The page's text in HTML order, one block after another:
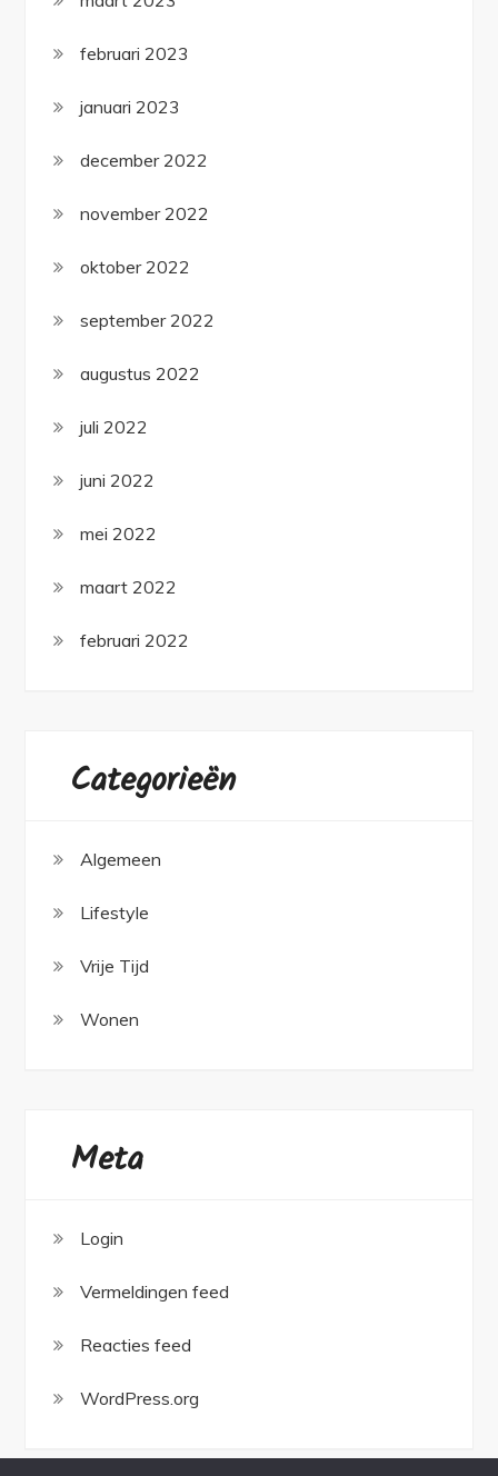
februari 2023
januari 2023
december 2022
november 2022
oktober 2022
september 2022
augustus 2022
juli 2022
juni 2022
mei 2022
maart 2022
februari 2022
Categorieën
Algemeen
Lifestyle
Vrije Tijd
Wonen
Meta
Login
Vermeldingen feed
Reacties feed
WordPress.org